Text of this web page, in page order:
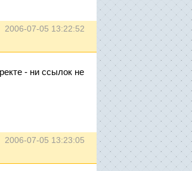
2006-07-05 13:22:52
- ни ссылок не
2006-07-05 13:23:05